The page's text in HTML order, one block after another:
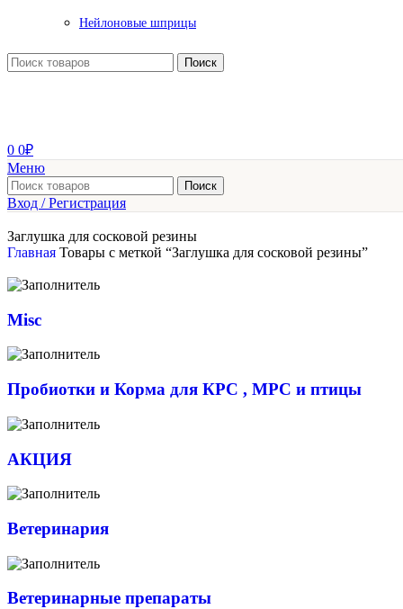
Нейлоновые шприцы
Поиск
0 0₽
Меню
Поиск
Вход / Регистрация
Заглушка для сосковой резины
Главная Товары с меткой “Заглушка для сосковой резины”
Misc
Пробиотки и Корма для КРС , МРС и птицы
АКЦИЯ
Ветеринария
Ветеринарные препараты